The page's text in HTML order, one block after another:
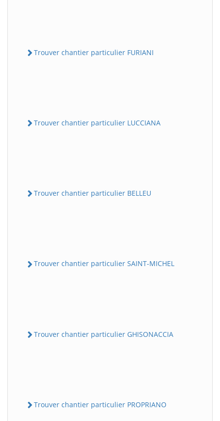
Trouver chantier particulier FURIANI
Trouver chantier particulier LUCCIANA
Trouver chantier particulier BELLEU
Trouver chantier particulier SAINT-MICHEL
Trouver chantier particulier GHISONACCIA
Trouver chantier particulier PROPRIANO